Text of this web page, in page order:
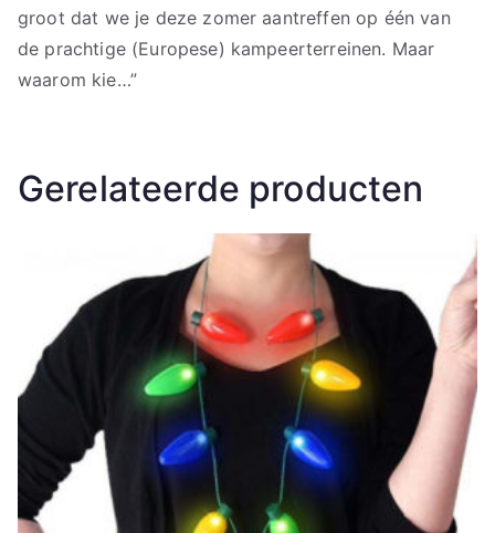
groot dat we je deze zomer aantreffen op één van
de prachtige (Europese) kampeerterreinen. Maar
waarom kie…”
Gerelateerde producten